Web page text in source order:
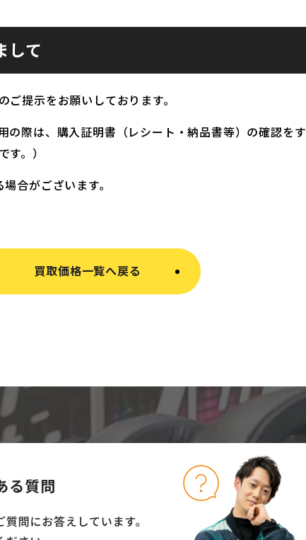
して
提示をお願いしております。
の際は、購入証明書（レシート・納品書等）の確認を
。）
合がございます。
買取価格一覧へ戻る